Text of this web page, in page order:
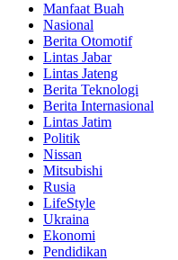
Manfaat Buah
Nasional
Berita Otomotif
Lintas Jabar
Lintas Jateng
Berita Teknologi
Berita Internasional
Lintas Jatim
Politik
Nissan
Mitsubishi
Rusia
LifeStyle
Ukraina
Ekonomi
Pendidikan